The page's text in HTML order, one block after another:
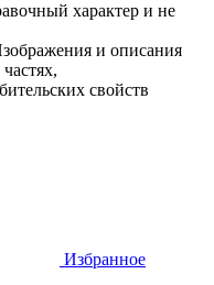
характер и не
и описания
свойств
Избранное